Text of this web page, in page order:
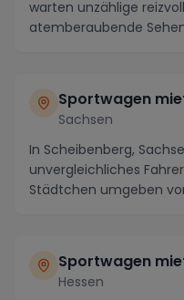
warten unzählige
atemberaubende
Sportwagen
Sachsen
In Scheibenberg,
unvergleichliches
Städtchen umgeben
Sportwagen
Hessen